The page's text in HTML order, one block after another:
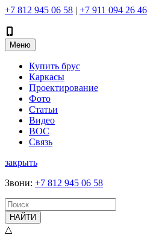
+7 812 945 06 58 | +7 911 094 26 46
Меню
Купить брус
Каркасы
Проектирование
Фото
Статьи
Видео
ВОС
Связь
закрыть
Звони: +7 812 945 06 58
НАЙТИ
△